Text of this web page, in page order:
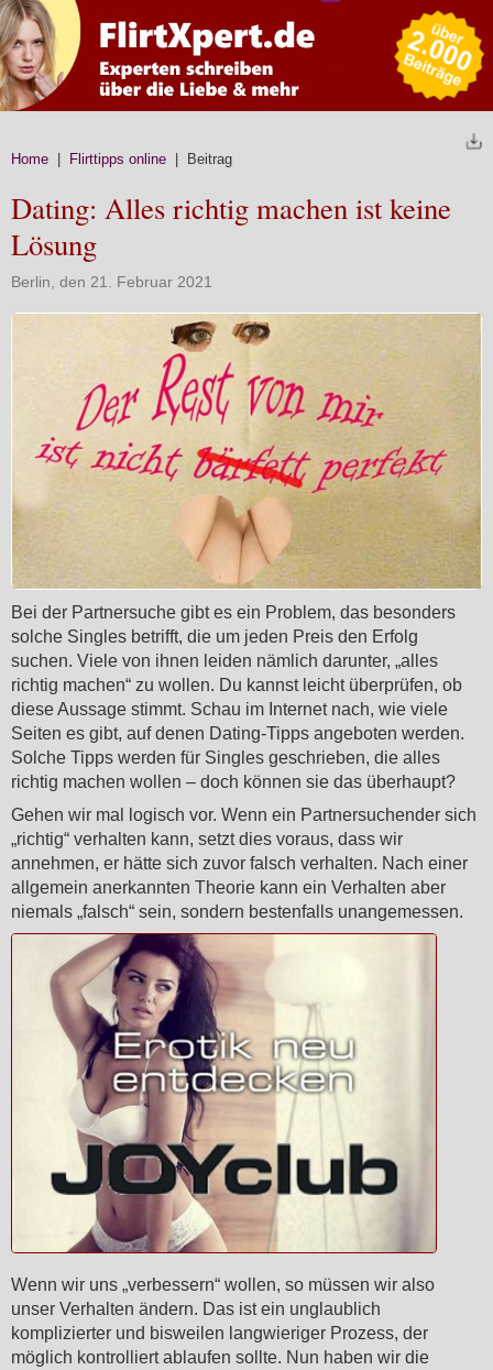
Home Flirttipps online | Beitrag
Dating: Alles richtig machen ist keine
Lösung
Berlin, den 21. Februar 2021
Bei der Partnersuche gibt es ein Problem, das besonders
solche Singles betrifft, die um jeden Preis den Erfolg
suchen. Viele von ihnen leiden nämlich darunter, „alles
richtig machen“ zu wollen. Du kannst leicht überprüfen, ob
diese Aussage stimmt. Schau im Internet nach, wie viele
Seiten es gibt, auf denen Dating-Tipps angeboten werden.
Solche Tipps werden für Singles geschrieben, die alles
richtig machen wollen – doch können sie das überhaupt?
Gehen wir mal logisch vor. Wenn ein Partnersuchender sich
„richtig“ verhalten kann, setzt dies voraus, dass wir
annehmen, er hätte sich zuvor falsch verhalten. Nach einer
allgemein anerkannten Theorie kann ein Verhalten aber
niemals „falsch“ sein, sondern bestenfalls unangemessen.
Wenn wir uns „verbessern“ wollen, so müssen wir also
unser Verhalten ändern. Das ist ein unglaublich
komplizierter und bisweilen langwieriger Prozess, der
möglich kontrolliert ablaufen sollte. Nun haben wir die